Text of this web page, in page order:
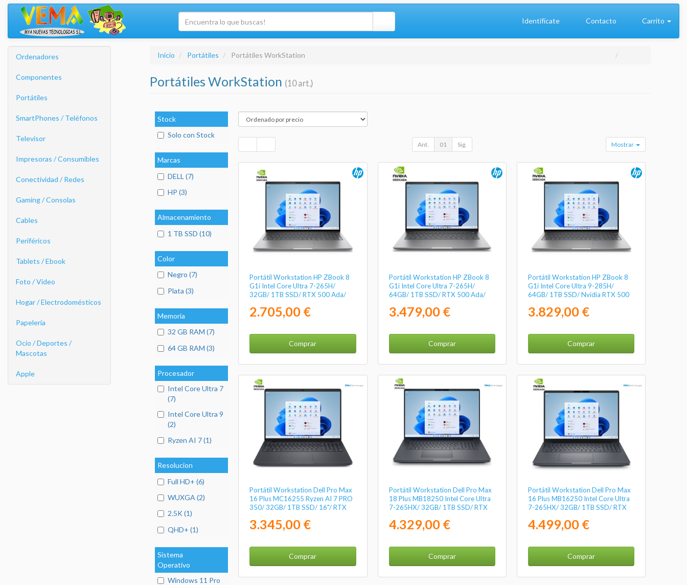
Identifícate Contacto Carrito
Ordenadores
Componentes
Portátiles
SmartPhones / Teléfonos
Televisor
Impresoras / Consumibles
Conectividad / Redes
Gaming / Consolas
Cables
Periféricos
Tablets / Ebook
Foto / Video
Hogar / Electrodomésticos
Papelería
Ocio / Deportes /
Mascotas
Apple
Inicio Portátiles Portátiles WorkStation
Portátiles WorkStation (10 art.)
Stock
Solo con Stock
Marcas
DELL (7)
HP (3)
Almacenamiento
1 TB SSD (10)
Color
Negro (7)
Plata (3)
Memoria
32 GB RAM (7)
64 GB RAM (3)
Procesador
Intel Core Ultra 7
(7)
Intel Core Ultra 9
(2)
Ryzen AI 7 (1)
Resolucion
Full HD+ (6)
WUXGA (2)
2.5K (1)
QHD+ (1)
Sistema
Operativo
Windows 11 Pro
Ant. 01 Sig. Mostrar
Portátil Workstation HP ZBook 8
G1i Intel Core Ultra 7-265H/
32GB/ 1TB SSD/ RTX 500 Ada/
2.705,00 €
Comprar
Portátil Workstation HP ZBook 8
G1i Intel Core Ultra 7-265H/
64GB/ 1TB SSD/ RTX 500 Ada/
3.479,00 €
Comprar
Portátil Workstation HP ZBook 8
G1i Intel Core Ultra 9-285H/
64GB/ 1TB SSD/ Nvidia RTX 500
3.829,00 €
Comprar
Portátil Workstation Dell Pro Max
16 Plus MC16255 Ryzen AI 7 PRO
350/ 32GB/ 1TB SSD/ 16"/ RTX
3.345,00 €
Comprar
Portátil Workstation Dell Pro Max
18 Plus MB18250 Intel Core Ultra
7-265HX/ 32GB/ 1TB SSD/ RTX
Pro
4.329,00 €
Comprar
Portátil Workstation Dell Pro Max
16 Plus MB16250 Intel Core Ultra
7-265HX/ 32GB/ 1TB SSD/ RTX
Pro
4.499,00 €
Comprar